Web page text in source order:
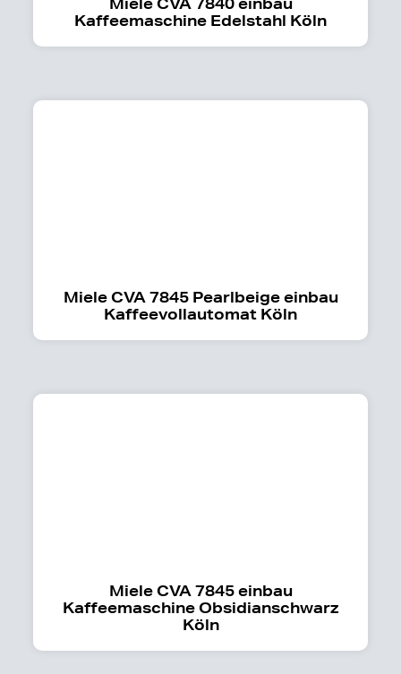
Kaffeemaschine Edelstahl Köln
Miele CVA 7845 Pearlbeige einbau
Kaffeevollautomat Köln
Miele CVA 7845 einbau
Kaffeemaschine Obsidianschwarz
Köln